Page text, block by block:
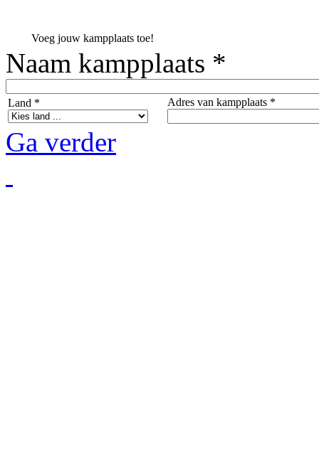
Voeg jouw kampplaats toe!
Naam kampplaats *
Land * Adres van kampplaats *
Ga verder